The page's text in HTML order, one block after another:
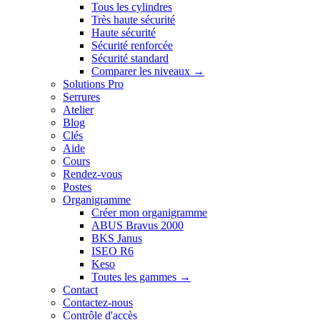
Tous les cylindres
Très haute sécurité
Haute sécurité
Sécurité renforcée
Sécurité standard
Comparer les niveaux →
Solutions Pro
Serrures
Atelier
Blog
Clés
Aide
Cours
Rendez-vous
Postes
Organigramme
Créer mon organigramme
ABUS Bravus 2000
BKS Janus
ISEO R6
Keso
Toutes les gammes →
Contact
Contactez-nous
Contrôle d'accès